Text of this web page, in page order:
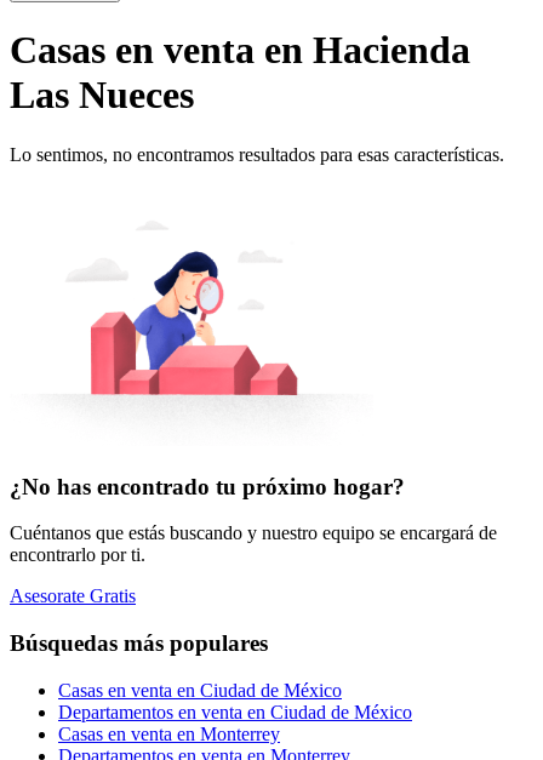
Casas en venta en Hacienda
Las Nueces
Lo sentimos, no encontramos resultados para esas características.
¿No has encontrado tu próximo hogar?
Cuéntanos que estás buscando y nuestro equipo se encargará de
encontrarlo por ti.
Asesorate Gratis
Búsquedas más populares
Casas en venta en Ciudad de México
Departamentos en venta en Ciudad de México
Casas en venta en Monterrey
Departamentos en venta en Monterrey